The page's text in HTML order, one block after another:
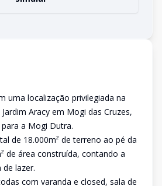
uma localização privilegiada na
Aracy em Mogi das Cruzes,
a Mogi Dutra.
de 18.000m² de terreno ao pé da
de área construída, contando a
de lazer.
com varanda e closed, sala de